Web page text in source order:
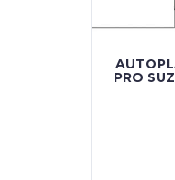
PRO